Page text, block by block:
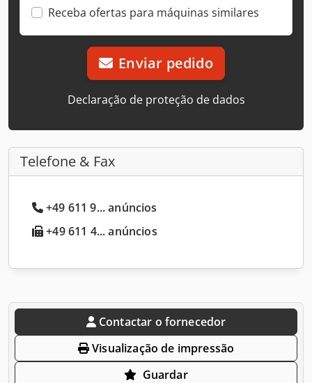
Receba ofertas para máquinas similares
Enviar pedido
Declaração de proteção de dados
Telefone & Fax
+49 611 9... anúncios
+49 611 4... anúncios
Contactar o fornecedor
Visualização de impressão
Guardar